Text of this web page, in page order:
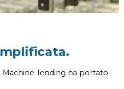
Tending ha portato